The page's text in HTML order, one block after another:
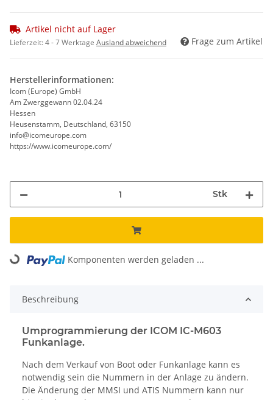
Artikel nicht auf Lager
Lieferzeit:4 - 7 Werktage Ausland abweichend Frage zum Artikel
Herstellerinformationen:
Icom (Europe) GmbH
Am Zwerggewann 02.04.24
Hessen
Heusenstamm, Deutschland, 63150
info@icomeurope.com
https://www.icomeurope.com/
Stk
Loading... Komponenten werden geladen ...
Beschreibung
Umprogrammierung der ICOM IC-M603
Funkanlage.
Nach dem Verkauf von Boot oder Funkanlage kann es
notwendig sein die Nummern in der Anlage zu ändern.
Die Änderung der MMSI und ATIS Nummern kann nur